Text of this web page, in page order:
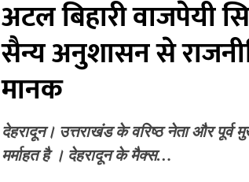
अटल बिहारी वाजपेयी
सैन्य अनुशासन से
मानक
देहरादून। उत्तराखंड के वरिष्ठ नेता और
मर्माहत है । देहरादून के मैक्स…